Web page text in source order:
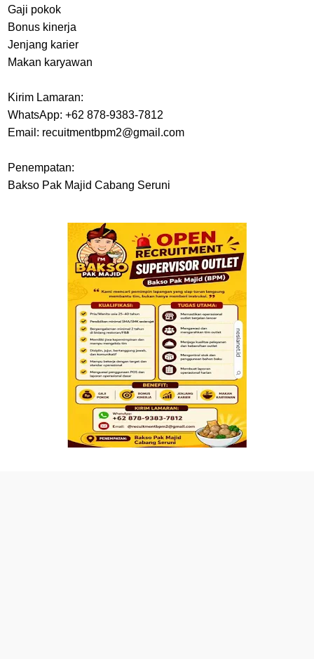
Gaji pokok
Bonus kinerja
Jenjang karier
Makan karyawan
Kirim Lamaran:
WhatsApp: +62 878-9383-7812
Email: recuitmentbpm2@gmail.com
Penempatan:
Bakso Pak Majid Cabang Seruni